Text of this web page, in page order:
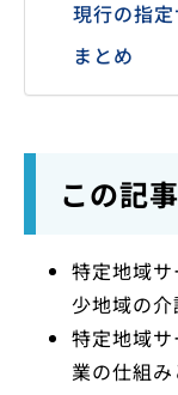
現行の指
まとめ
この記
特定地域
少地域の
特定地域
業の仕組